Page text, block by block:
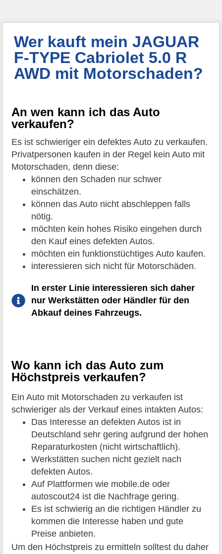
Wer kauft mein JAGUAR
F-TYPE Cabriolet 5.0 R
AWD mit Motorschaden?
An wen kann ich das Auto
verkaufen?
Es ist schwieriger ein defektes Auto zu verkaufen.
Privatpersonen kaufen in der Regel kein Auto mit
Motorschaden, denn diese:
können den Schaden nur schwer
einschätzen.
können das Auto nicht abschleppen falls
nötig.
möchten kein hohes Risiko eingehen durch
den Kauf eines defekten Autos.
möchten ein funktionstüchtiges Auto kaufen.
interessieren sich nicht für Motorschäden.
In erster Linie interessieren sich daher
nur Werkstätten oder Händler für den
Abkauf deines Fahrzeugs.
Wo kann ich das Auto zum
Höchstpreis verkaufen?
Ein Auto mit Motorschaden zu verkaufen ist
schwieriger als der Verkauf eines intakten Autos:
Das Interesse an defekten Autos ist in
Deutschland sehr gering aufgrund der hohen
Reparaturkosten (nicht wirtschaftlich).
Werkstätten suchen nicht gezielt nach
defekten Autos.
Auf Plattformen wie mobile.de oder
autoscout24 ist die Nachfrage gering.
Es ist schwierig an die richtigen Händler zu
kommen die Interesse haben und gute
Preise anbieten.
Um den Höchstpreis zu ermitteln solltest du daher